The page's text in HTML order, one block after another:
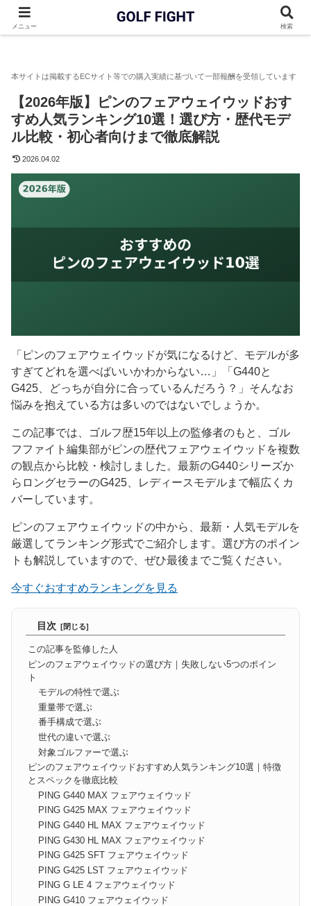
フェアウェイウッド 【2026年版】ピンのフェア
【2026年版】ピンのフェアウェイウッドおす
すめ人気ランキング10選！選び方・歴代モデ
ル比較・初心者向けまで徹底解説
2026.04.02
「ピンのフェアウェイウッドが気になるけど、モデルが多
すぎてどれを選べばいいかわからない…」「G440と
G425、どっちが自分に合っているんだろう？」そんなお
悩みを抱えている方は多いのではないでしょうか。
この記事では、ゴルフ歴15年以上の監修者のもと、ゴル
フファイト編集部がピンの歴代フェアウェイウッドを複数
の観点から比較・検討しました。最新のG440シリーズか
らロングセラーのG425、レディースモデルまで幅広くカ
バーしています。
ピンのフェアウェイウッドの中から、最新・人気モデルを
厳選してランキング形式でご紹介します。選び方のポイン
トも解説していますので、ぜひ最後までご覧ください。
今すぐおすすめランキングを見る
目次
この記事を監修した人
ピンのフェアウェイウッドの選び方｜失敗しない5つのポイン
ト
モデルの特性で選ぶ
重量帯で選ぶ
番手構成で選ぶ
世代の違いで選ぶ
対象ゴルファーで選ぶ
ピンのフェアウェイウッドおすすめ人気ランキング10選｜特徴
とスペックを徹底比較
PING G440 MAX フェアウェイウッド
PING G425 MAX フェアウェイウッド
PING G440 HL MAX フェアウェイウッド
PING G430 HL MAX フェアウェイウッド
PING G425 SFT フェアウェイウッド
PING G425 LST フェアウェイウッド
PING G LE 4 フェアウェイウッド
PING G410 フェアウェイウッド
メニュー 検索